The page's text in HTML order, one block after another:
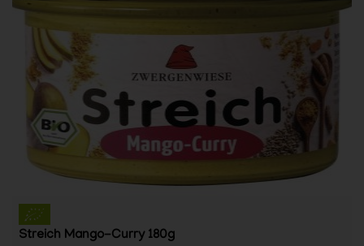
Streich Mango-Curry 180g